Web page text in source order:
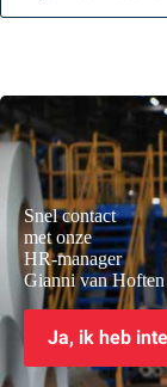
Snel contact
met onze
HR-manager
Gianni van Hoften
Ja, ik heb